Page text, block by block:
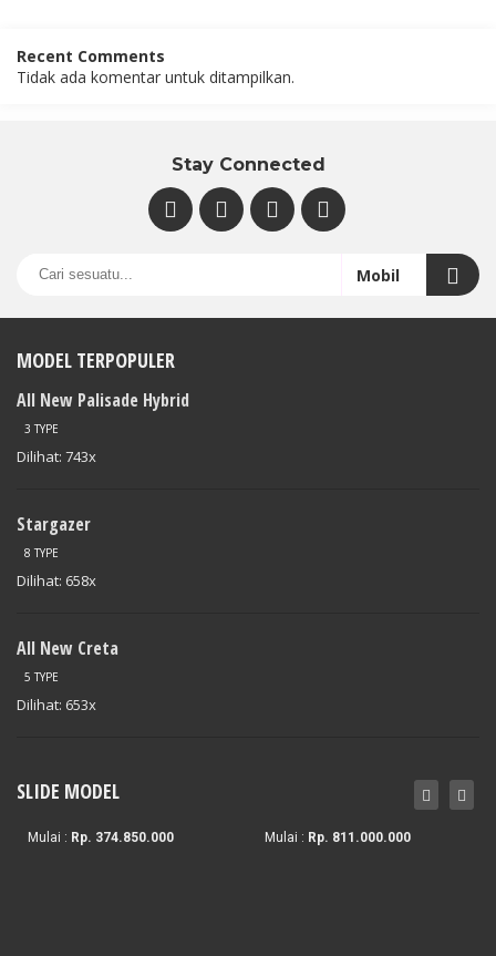
Recent Comments
Tidak ada komentar untuk ditampilkan.
Stay Connected
MODEL TERPOPULER
All New Palisade Hybrid
3 TYPE
Dilihat: 743x
Stargazer
8 TYPE
Dilihat: 658x
All New Creta
5 TYPE
Dilihat: 653x
SLIDE MODEL
All New Creta
Mulai : Rp. 374.850.000 Mulai : Rp. 811.000.000